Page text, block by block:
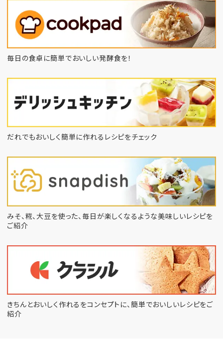
毎日の食卓に簡単でおいしい発酵食を！
だれでもおいしく簡単に作れるレシピをチェック
みそ、糀、大豆を使った、毎日が楽しくなるような美味しいレシピを
ご紹介
きちんとおいしく作れるをコンセプトに、簡単でおいしいレシピをご
紹介